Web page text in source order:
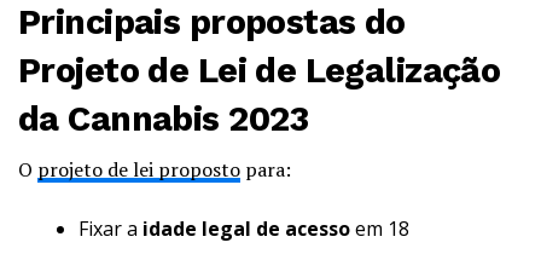
Principais propostas do
Projeto de Lei de Legalização
da Cannabis 2023
O projeto de lei proposto para:
Fixar a idade legal de acessoem 18